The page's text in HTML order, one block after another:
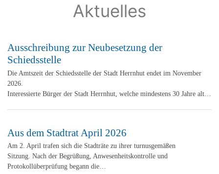
Aktuelles
Ausschreibung zur Neubesetzung der
Schiedsstelle
Die Amtszeit der Schiedsstelle der Stadt Herrnhut endet im November
2026.
Interessierte Bürger der Stadt Herrnhut, welche mindestens 30 Jahre alt…
Aus dem Stadtrat April 2026
Am 2. April trafen sich die Stadträte zu ihrer turnusgemäßen
Sitzung. Nach der Begrüßung, Anwesenheitskontrolle und
Protokollüberprüfung begann die…